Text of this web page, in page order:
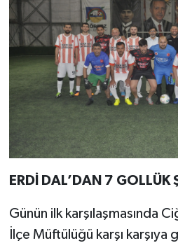
ERDİ DAL’DAN 7 GOLLÜK
Günün ilk karşılaşmasında
İlçe Müftülüğü karşı